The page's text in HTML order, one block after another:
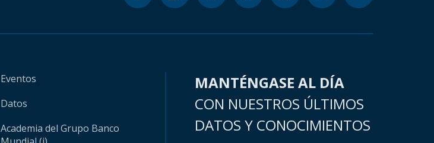
Eventos
Datos
Academia del Grupo Banco
MANTÉNGASE AL DÍA
CON NUESTROS ÚLTIMOS
DATOS Y CONOCIMIENTOS